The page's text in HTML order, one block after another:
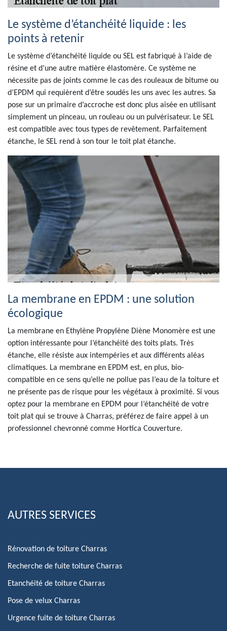
Le système d’étanchéité liquide : les
points à retenir
Le système d’étanchéité liquide ou SEL est fabriqué à l’aide de
résine et d’une autre matière élastomère. Ce système ne
nécessite pas de joints comme le cas des rouleaux de bitume ou
d’EPDM qui requièrent d’être soudés les uns avec les autres. Sa
pose sur un primaire d’accroche est donc plus aisée en utilisant
simplement un pinceau, un rouleau ou un pulvérisateur. Le SEL
est compatible avec tous types de revêtement. Parfaitement
étanche, le SEL rend à son tour le toit plat étanche.
La membrane en EPDM : une solution
écologique
La membrane en Ethylène Propylène Diène Monomère est une
option intéressante pour l’étanchéité des toits plats. Très
étanche, elle résiste aux intempéries et aux différents aléas
climatiques. La membrane en EPDM est, en plus, bio-
compatible en ce sens qu’elle ne pollue pas l’eau de la toiture et
ne présente pas de risque pour les végétaux à proximité. Si vous
optez pour la membrane en EPDM pour l’étanchéité de votre
toit plat qui se trouve à Charras, préférez de faire appel à un
professionnel chevronné comme Hortica Couverture.
AUTRES SERVICES
Rénovation de toiture Charras
Recherche de fuite toiture Charras
Etanchéité de toiture Charras
Pose de velux Charras
Urgence fuite de toiture Charras